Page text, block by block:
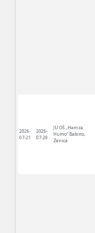
2026-
07-21
2026-
07-29
JU OŠ „Hamza
Humo“ Babino,
Zenica